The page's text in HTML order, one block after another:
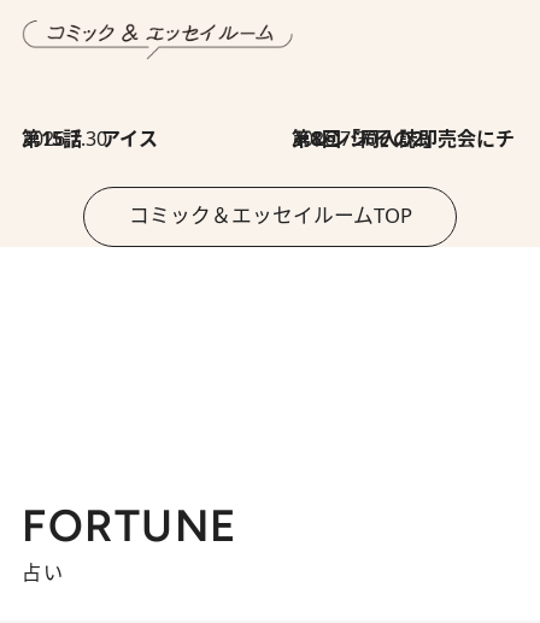
2026.7.30
第15話 アイス 2026.7.30
第8回「同人誌即売会にチャレンジ その2」
コミック＆エッセイルームTOP
FORTUNE
占い